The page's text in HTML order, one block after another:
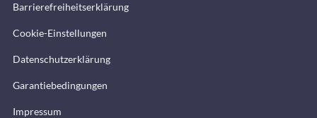
Barrierefreiheitserklärung
Cookie-Einstellungen
Datenschutzerklärung
Garantiebedingungen
Impressum